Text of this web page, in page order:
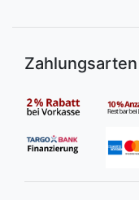
Zahlungsarten